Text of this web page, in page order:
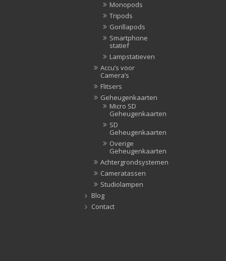
Monopods
Tripods
Gorillapods
Smartphone
statief
Lampstatieven
Accu’s voor
Camera’s
Flitsers
Geheugenkaarten
Micro SD
Geheugenkaarten
SD
Geheugenkaarten
Overige
Geheugenkaarten
Achtergrondsystemen
Cameratassen
Studiolampen
Blog
Contact